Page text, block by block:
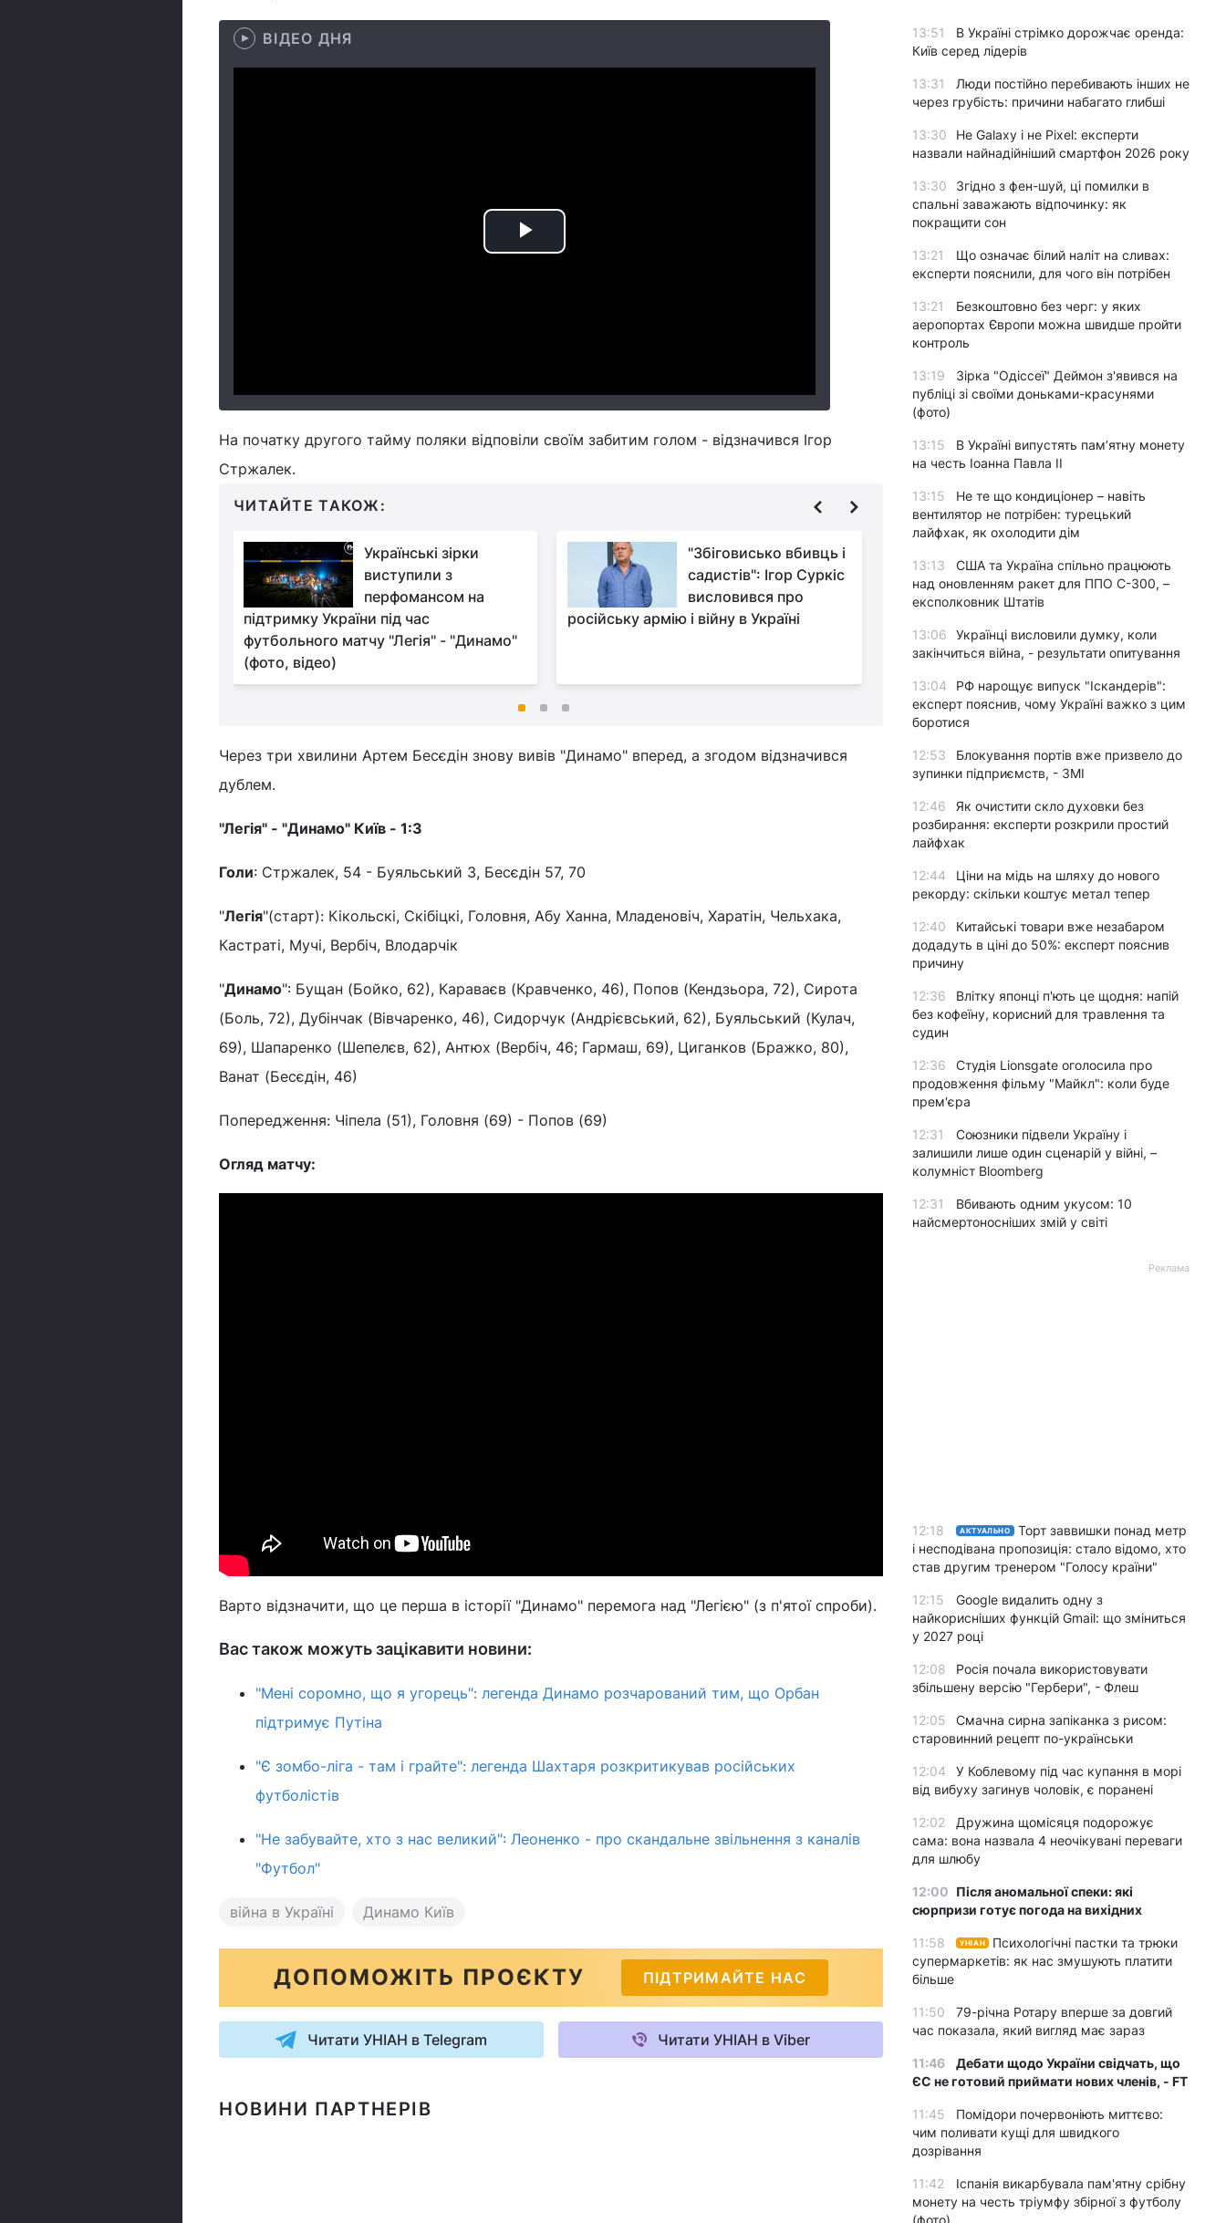
ВІДЕО ДНЯ
Play
На початку другого тайму поляки відповіли своїм забитим голом - відзначився Ігор
Стржалек.
ЧИТАЙТЕ ТАКОЖ:
Українські зірки
виступили з
перфомансом на
підтримку України під час
футбольного матчу "Легія" - "Динамо"
(фото, відео)
"Збіговисько вбивць і
садистів": Ігор Суркіс
висловився про
російську армію і війну в Україні
бити, це хвора нація":
легенда Динамо - про
Через три хвилини Артем Бесєдін знову вивів "Динамо" вперед, а згодом відзначився
дублем.
"Легія" - "Динамо" Київ - 1:3
Голи: Стржалек, 54 - Буяльський 3, Бесєдін 57, 70
"Легія"(старт): Кікольскі, Скібіцкі, Головня, Абу Ханна, Младеновіч, Харатін, Чельхака,
Кастраті, Мучі, Вербіч, Влодарчік
"Динамо": Бущан (Бойко, 62), Караваєв (Кравченко, 46), Попов (Кендзьора, 72), Сирота
(Боль, 72), Дубінчак (Вівчаренко, 46), Сидорчук (Андрієвський, 62), Буяльський (Кулач,
69), Шапаренко (Шепелєв, 62), Антюх (Вербіч, 46; Гармаш, 69), Циганков (Бражко, 80),
Ванат (Бесєдін, 46)
Попередження: Чіпела (51), Головня (69) - Попов (69)
Огляд матчу:
Варто відзначити, що це перша в історії "Динамо" перемога над "Легією" (з п'ятої спроби).
Вас також можуть зацікавити новини:
"Мені соромно, що я угорець": легенда Динамо розчарований тим, що Орбан
підтримує Путіна
"Є зомбо-ліга - там і грайте": легенда Шахтаря розкритикував російських
футболістів
"Не забувайте, хто з нас великий": Леоненко - про скандальне звільнення з каналів
"Футбол"
війна в Україні Динамо Київ
ДОПОМОЖІТЬ ПРОЄКТУ ПІДТРИМАЙТЕ НАС
Читати УНІАН в Telegram Читати УНІАН в Viber
НОВИНИ ПАРТНЕРІВ
13:51
В Україні стрімко дорожчає оренда:
Київ серед лідерів
13:31
Люди постійно перебивають інших не
через грубість: причини набагато глибші
13:30
Не Galaxy і не Pixel: експерти
назвали найнадійніший смартфон 2026 року
13:30
Згідно з фен-шуй, ці помилки в
спальні заважають відпочинку: як
покращити сон
13:21
Що означає білий наліт на сливах:
експерти пояснили, для чого він потрібен
13:21
Безкоштовно без черг: у яких
аеропортах Європи можна швидше пройти
контроль
13:19
Зірка "Одіссеї" Деймон з'явився на
публіці зі своїми доньками-красунями
(фото)
13:15
В Україні випустять пам’ятну монету
на честь Іоанна Павла II
13:15
Не те що кондиціонер – навіть
вентилятор не потрібен: турецький
лайфхак, як охолодити дім
13:13
США та Україна спільно працюють
над оновленням ракет для ППО С-300, –
експолковник Штатів
13:06
Українці висловили думку, коли
закінчиться війна, - результати опитування
13:04
РФ нарощує випуск "Іскандерів":
експерт пояснив, чому Україні важко з цим
боротися
12:53
Блокування портів вже призвело до
зупинки підприємств, - ЗМІ
12:46
Як очистити скло духовки без
розбирання: експерти розкрили простий
лайфхак
12:44
Ціни на мідь на шляху до нового
рекорду: скільки коштує метал тепер
12:40
Китайські товари вже незабаром
додадуть в ціні до 50%: експерт пояснив
причину
12:36
Влітку японці п'ють це щодня: напій
без кофеїну, корисний для травлення та
судин
12:36
Студія Lionsgate оголосила про
продовження фільму "Майкл": коли буде
прем'єра
12:31
Союзники підвели Україну і
залишили лише один сценарій у війні, –
колумніст Bloomberg
12:31
Вбивають одним укусом: 10
найсмертоносніших змій у світі
Реклама
12:18 АКТУАЛЬНО
Торт заввишки понад метр
і несподівана пропозиція: стало відомо, хто
став другим тренером "Голосу країни"
12:15
Google видалить одну з
найкорисніших функцій Gmail: що зміниться
у 2027 році
12:08
Росія почала використовувати
збільшену версію "Гербери", - Флеш
12:05
Смачна сирна запіканка з рисом:
старовинний рецепт по-українськи
12:04
У Коблевому під час купання в морі
від вибуху загинув чоловік, є поранені
12:02
Дружина щомісяця подорожує
сама: вона назвала 4 неочікувані переваги
для шлюбу
12:00 Після аномальної спеки: які
сюрпризи готує погода на вихідних
11:58 УНІАН
Психологічні пастки та трюки
супермаркетів: як нас змушують платити
більше
11:50
79-річна Ротару вперше за довгий
час показала, який вигляд має зараз
11:46
Дебати щодо України свідчать, що
ЄС не готовий приймати нових членів, - FT
11:45
Помідори почервоніють миттєво:
чим поливати кущі для швидкого
дозрівання
11:42
Іспанія викарбувала пам'ятну срібну
монету на честь тріумфу збірної з футболу
(фото)